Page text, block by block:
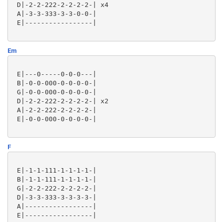
D|-2-2-222-2-2-2-2-| x4
A|-3-3-333-3-3-0-0-|
E|-----------------|
Em
E|---0-----0-0-0---|
B|-0-0-000-0-0-0-0-|
G|-0-0-000-0-0-0-0-|
D|-2-2-222-2-2-2-2-| x2
A|-2-2-222-2-2-2-2-|
E|-0-0-000-0-0-0-0-|
F
E|-1-1-111-1-1-1-1-|
B|-1-1-111-1-1-1-1-|
G|-2-2-222-2-2-2-2-|
D|-3-3-333-3-3-3-3-|
A|-----------------|
E|-----------------|